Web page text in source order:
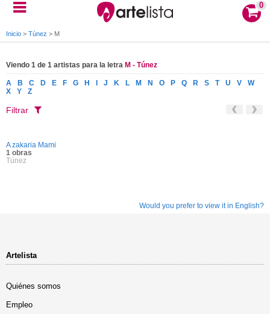
0
Inicio > Túnez > M
Viendo 1 de 1 artistas para la letra M - Túnez
A B C D E F G H J K L M N O P Q R S T U V
W
X
Y Z
Filtrar
A zakaria Mami
1 obras
Túnez
Would you prefer to view it in English?
Artelista
Quiénes somos
Empleo